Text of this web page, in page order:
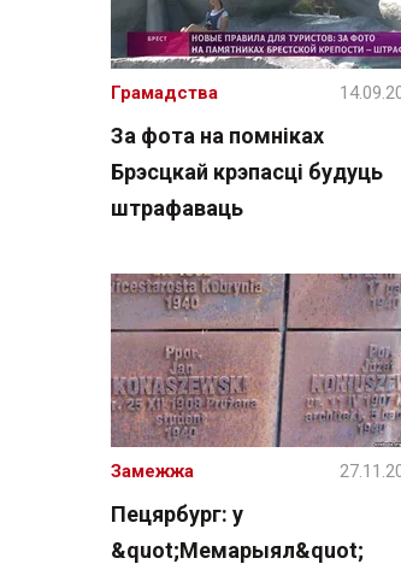
За фота на помніках
Брэсцкай крэпасці будуць
штрафаваць
Грамадства
Пецярбург: у
&quot;Мемарыял&quot;
Замежжа